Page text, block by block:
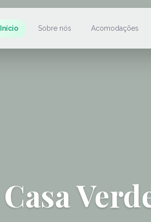
Início Sobre nós Acomodações
Casa